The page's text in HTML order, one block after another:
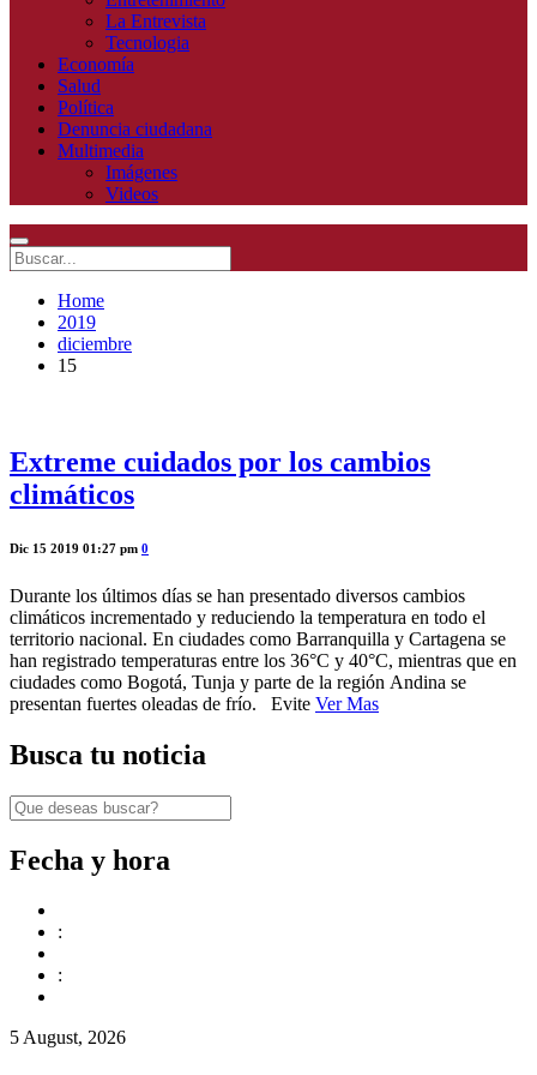
La Entrevista
Tecnologia
Economía
Salud
Política
Denuncia ciudadana
Multimedia
Imágenes
Videos
Home
2019
diciembre
15
Extreme cuidados por los cambios
climáticos
Dic 15 2019 01:27 pm 0
Durante los últimos días se han presentado diversos cambios
climáticos incrementado y reduciendo la temperatura en todo el
territorio nacional. En ciudades como Barranquilla y Cartagena se
han registrado temperaturas entre los 36°C y 40°C, mientras que en
ciudades como Bogotá, Tunja y parte de la región Andina se
presentan fuertes oleadas de frío. Evite Ver Mas
Busca tu noticia
Fecha y hora
:
:
5 August, 2026